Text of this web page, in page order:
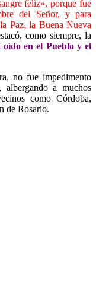
feliz», porque fue
del Señor, y para
Paz, la Buena Nueva
como siempre, la
en el Pueblo y el
no fue impedimento
a muchos
como Córdoba,
de Rosario.